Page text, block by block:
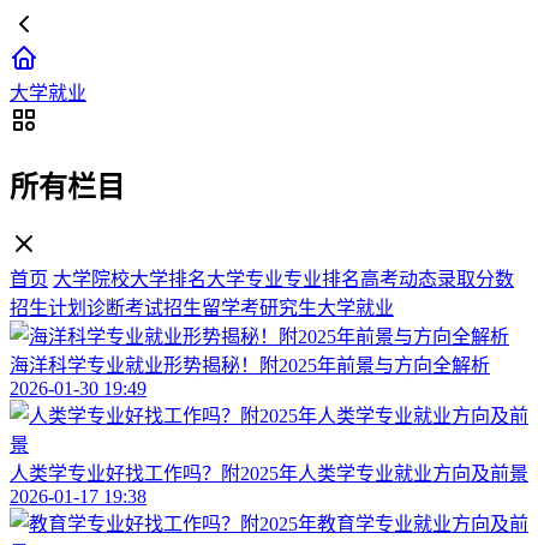
大学就业
所有栏目
首页 大学院校大学排名大学专业专业排名高考动态录取分数
招生计划 诊断考试招生留学考研究生大学就业
海洋科学专业就业形势揭秘！附2025年前景与方向全解析
2026-01-30 19:49
人类学专业好找工作吗？附2025年人类学专业就业方向及前景
2026-01-17 19:38